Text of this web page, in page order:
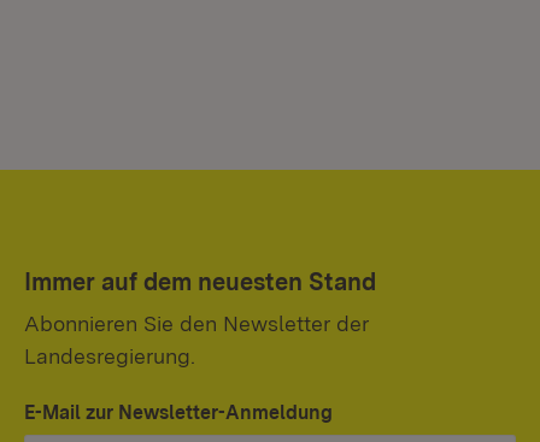
Immer auf dem neuesten Stand
Abonnieren Sie den Newsletter der
Landesregierung.
E-Mail zur Newsletter-Anmeldung